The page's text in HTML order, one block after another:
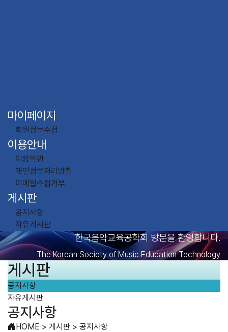
마이페이지
회원정보수정
이용안내
이용약관
개인정보처리방침
이메일수집거부
게시판
공지사항
자유게시판
한국음악교육공학회 방문을 환영합니다.
The Korean Society of Music Education Technology
게시판
공지사항
자유게시판
공지사항
HOME > 게시판 > 공지사항